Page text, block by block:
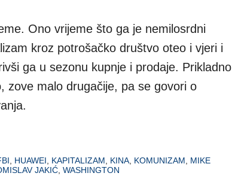
Ono vrijeme što ga je nemilosrdni
kroz potrošačko društvo oteo i vjeri i
ga u sezonu kupnje i prodaje. Prikladno
zove malo drugačije, pa se govori o
HUAWEI KAPITALIZAM KINA KOMUNIZAM
MIKE
JAKIĆ WASHINGTON